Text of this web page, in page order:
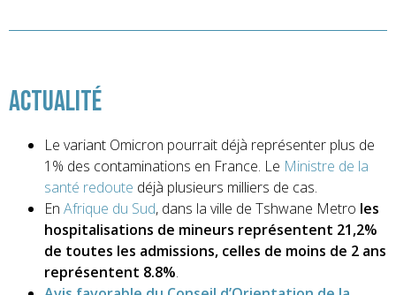
ActualitÉ
Le variant Omicron pourrait déjà représenter plus de
1% des contaminations en France. Le Ministre de la
santé redoute déjà plusieurs milliers de cas.
En Afrique du Sud, dans la ville de Tshwane Metro les
hospitalisations de mineurs représentent 21,2%
de toutes les admissions, celles de moins de 2 ans
représentent 8.8%.